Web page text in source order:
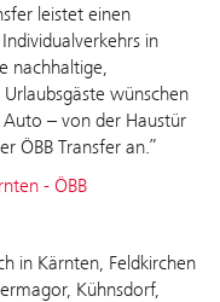
leistet einen
in
nachhaltige,
wünschen
– von der Haustür
ÖBB Transfer an.”
- ÖBB
in Kärnten, Feldkirchen
Kühnsdorf,